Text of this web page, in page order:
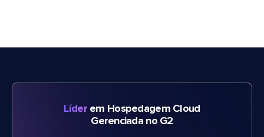
Líderem Hospedagem Cloud
Gerenciada no G2